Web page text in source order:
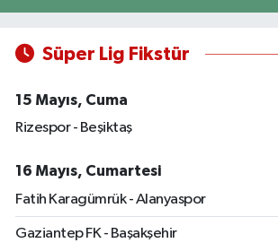
Süper Lig Fikstür
15 Mayıs, Cuma
Rizespor - Beşiktaş
16 Mayıs, Cumartesi
Fatih Karagümrük - Alanyaspor
Gaziantep FK - Başakşehir